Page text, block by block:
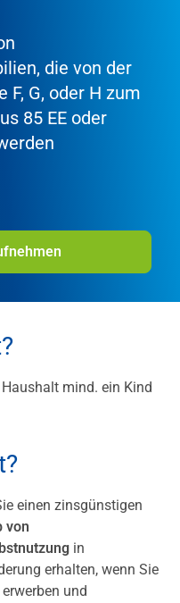
die von der
F, G, oder H zum
85 EE oder
mind. ein Kind
einen zinsgünstigen
von
in
erhalten, wenn Sie
und